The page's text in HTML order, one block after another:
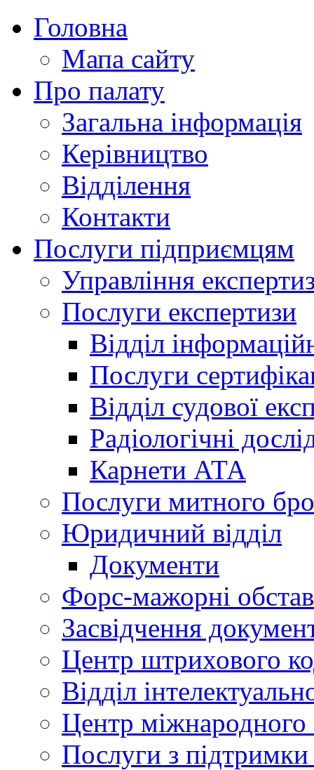
Головна
Мапа сайту
Про палату
Загальна інформація
Керівництво
Відділення
Контакти
Послуги підприємцям
Управління
Послуги експертизи
Відділ
Послуги
Відділ судової
Радіологічні
Карнети АТА
Послуги митного
Юридичний відділ
Документи
Форс-мажорні
Засвідчення
Центр штрихового
Відділ
Центр міжнародного
Послуги з підтримки